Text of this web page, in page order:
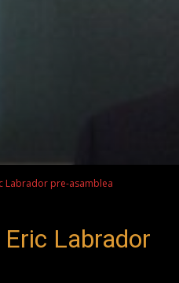
Labrador pre-asamblea
Labrador